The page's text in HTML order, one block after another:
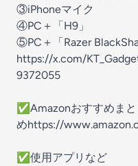
③iPhoneマイク
④PC＋「H9」
⑤PC＋「Razer
https://x.com/
9372055
✅️Amazonおすすめまと
め⁠⁠⁠⁠https://
✅️使用アプリなど